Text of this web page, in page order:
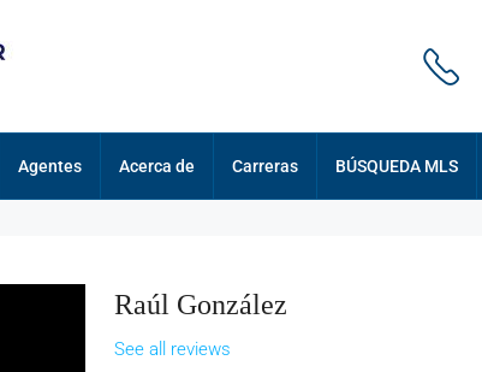
Agentes Acerca de Carreras BÚSQUEDA MLS
Raúl González
See all reviews